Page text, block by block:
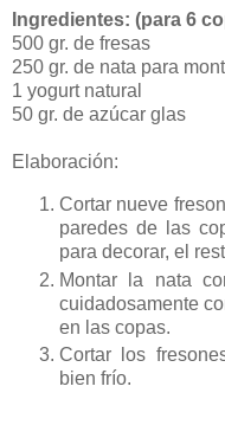
Ingredientes: (para 6
500 gr. de fresas
250 gr. de nata para
1 yogurt natural
50 gr. de azúcar glas
Elaboración:
Cortar nueve
paredes de las
para decorar, el
Montar la nata
cuidadosamente
en las copas.
Cortar los
bien frío.